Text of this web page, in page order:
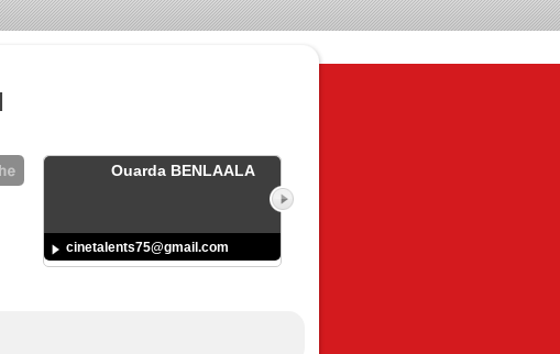
Ouarda BENLAALA
cinetalents75@gmail.com